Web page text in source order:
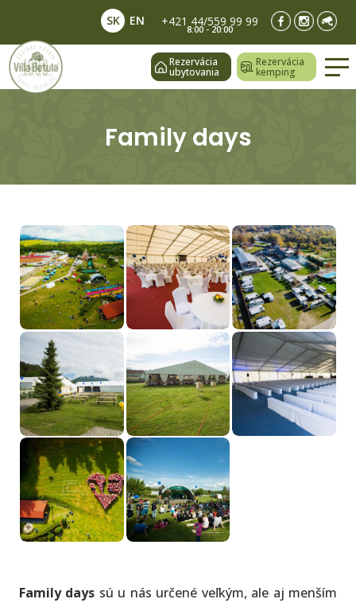
SK EN +421 44/559 99 99
8:00 - 20:00
Rezervácia
ubytovania
Rezervácia
kemping
Family days
Family days sú u nás určené veľkým, ale aj menším